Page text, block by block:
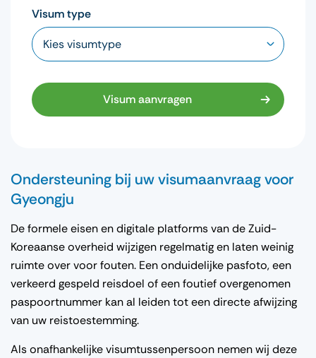
Visum type
Visum aanvragen
Ondersteuning bij uw visumaanvraag voor
Gyeongju
De formele eisen en digitale platforms van de Zuid-
Koreaanse overheid wijzigen regelmatig en laten weinig
ruimte over voor fouten. Een onduidelijke pasfoto, een
verkeerd gespeld reisdoel of een foutief overgenomen
paspoortnummer kan al leiden tot een directe afwijzing
van uw reistoestemming.
Als onafhankelijke visumtussenpersoon nemen wij deze